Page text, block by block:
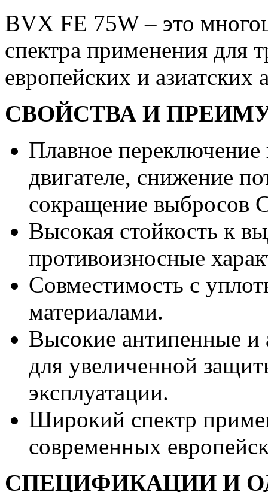
BVX FE 75W – это
спектра применения для
европейских и азиатских
СВОЙСТВА И
Плавное
двигателе, снижение
сокращение выбросов
Высокая стойкость к
противоизносные
Совместимость с
материалами.
Высокие антипенные и
для увеличенной
эксплуатации.
Широкий спектр
современных
СПЕЦИФИКАЦИИ И